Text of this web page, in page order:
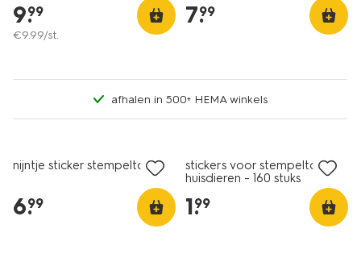
9.
99
€9.99/st.
7.
99
afhalen in 500+ HEMA winkels
nijntje sticker stempeltool
6.
99
stickers voor stempeltool
huisdieren - 160 stuks
1.
99